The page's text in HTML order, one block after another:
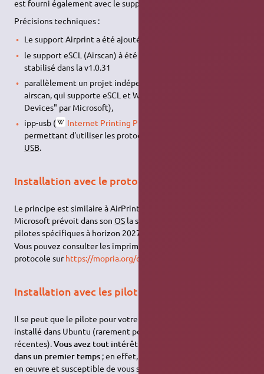
est fourni également avec le support Airscan.
Précisions techniques :
Le support Airprint a été ajouté à
le support eSCL (Airscan) à été ajouté à
stabilisé dans la v1.0.31
parallèlement un projet indépendant à vu le jour, sane-
airscan, qui supporte eSCL et WSD ("Web Services for
Devices" par Microsoft),
ipp-usb (
Internet Printing Protocol
permettant d'utiliser les protocoles Airprint et Airscan via
USB.
Installation avec le protocole MOPRIA
Le principe est similaire à AirPrint.
Microsoft prévoit dans sonOS la suppression complète des
pilotes spécifiques à horizon 2027 au profit de MOPRIA.
Vous pouvez consulter les imprimantes qui supportent ce
protocole surhttps://mopria.org/certified-products
Installation avec les pilotes pré-installés
Il se peut que le pilote pour votre imprimante soit déjà pré-
installé dans Ubuntu (rarement pour les imprimantes
récentes).Vous avez tout intérêt à essayer cette méthode
dans un premier temps ; en effet, elle est très facile à mettre
en œuvre et susceptible de vous simplifier grandement la vie.